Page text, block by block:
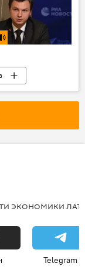
ЭКОНОМИКИ
Telegram